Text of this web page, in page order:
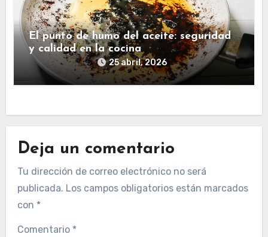
El punto de humo del aceite: seguridad
y calidad en la cocina
25 abril, 2026
Deja un comentario
Tu dirección de correo electrónico no será
publicada. Los campos obligatorios están marcados
con *
Comentario *